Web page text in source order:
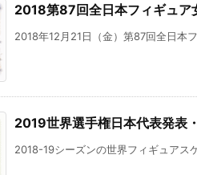
2018第87回全日本フィギュア
2018年12月21日（金）第87回全日本
2019世界選手権日本代表発表
2018-19シーズンの世界フィギュアス